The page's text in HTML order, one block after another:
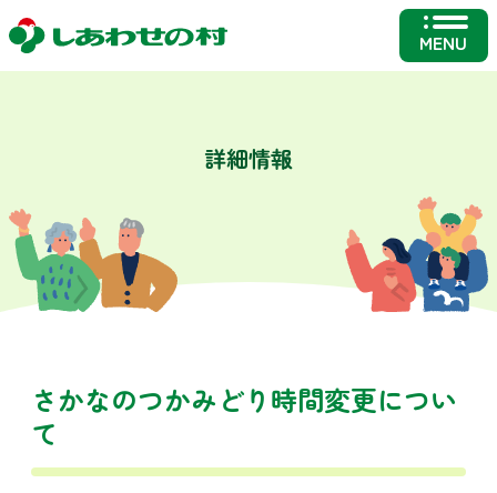
MENU
詳細情報
さかなのつかみどり時間変更につい
て